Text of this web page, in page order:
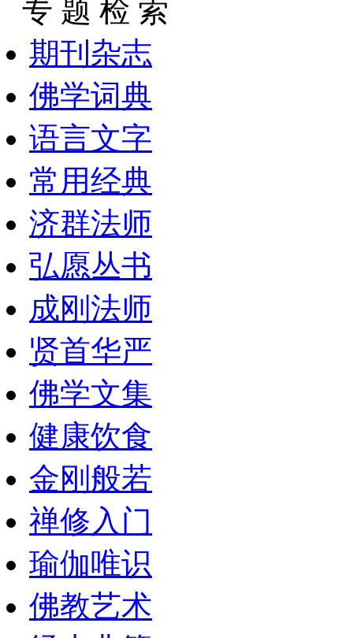
专 题 检 索
期刊杂志
佛学词典
语言文字
常用经典
济群法师
弘愿丛书
成刚法师
贤首华严
佛学文集
健康饮食
金刚般若
禅修入门
瑜伽唯识
佛教艺术